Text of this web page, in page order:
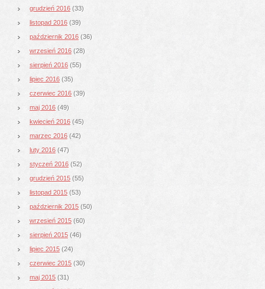
grudzień 2016 (33)
listopad 2016 (39)
październik 2016 (36)
wrzesień 2016 (28)
sierpień 2016 (55)
lipiec 2016 (35)
czerwiec 2016 (39)
maj 2016 (49)
kwiecień 2016 (45)
marzec 2016 (42)
luty 2016 (47)
styczeń 2016 (52)
grudzień 2015 (55)
listopad 2015 (53)
październik 2015 (50)
wrzesień 2015 (60)
sierpień 2015 (46)
lipiec 2015 (24)
czerwiec 2015 (30)
maj 2015 (31)